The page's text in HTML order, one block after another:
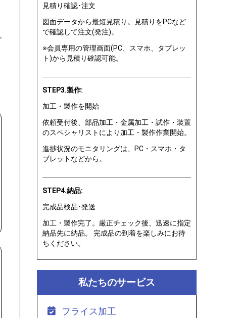
見積り確認･注文
図面データから最短見積り。見積りをPCなど
で確認して注文(発注)。
※会員専用の管理画面(PC、スマホ、タブレッ
ト)から見積り確認可能。
STEP3.製作:
加工・製作を開始
依頼受付後、部品加工・金属加工・試作・装置
のスペシャリストにより加工・製作作業開始。
進捗状況のモニタリングは、PC・スマホ・タ
ブレットなどから。
STEP4.納品:
完成品検品･発送
加工・製作完了。厳正チェック後、迅速に指定
納品先に納品。 完成品の到着を楽しみにお待
ちください。
私たちのサービス
フライス加工